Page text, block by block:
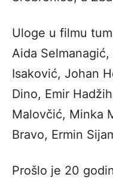
Uloge u filmu
Aida
Isaković, Johan
Dino, Emir
Malovčić, Minka
Bravo, Ermin
Prošlo je 20